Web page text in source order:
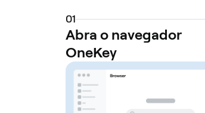
01
Abra o navegador
OneKey